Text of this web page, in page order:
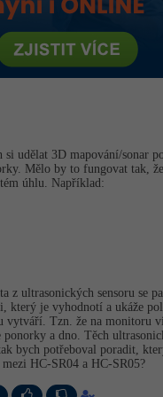
CSS3, Bootstrap, SEO
vzory
mobilních aplikací
na AI a bigdata
manažer
analytik
-80%
-80%
-80%
gramotnost
-30%
-30%
-80%
-80%
-80%
-25%
Effects
-80%
udělat 3D mapování/sonar
Mělo by to fungovat tak,
úhlu. Například:
z ultrasonických sensoru se
který je vyhodnotí a ukáže
vytváří. Tzn. že na monitoru
ponorky a dno. Těch
bych potřeboval poradit,
HC-SR04 a HC-SR05?